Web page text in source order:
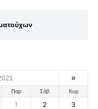
»
Παρ Σάβ Κυρ
1 2
3